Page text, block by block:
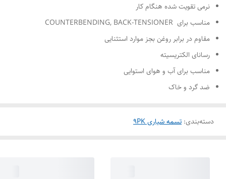
نرمی تقویت شده هنگام کار
مناسب برای COUNTERBENDING, BACK-TENSIONER
مقاوم در برابر روغن بجز موارد استثنایی
رسانای الکتریسیته
مناسب برای آب و هوای استوایی
ضد گرد و خاک
دسته‌بندی: تسمه شیاری 9PK